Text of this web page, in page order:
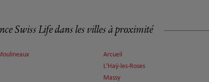
Swiss Life dans les villes à proximité
Arcueil
L'Haÿ-les-Roses
Massy